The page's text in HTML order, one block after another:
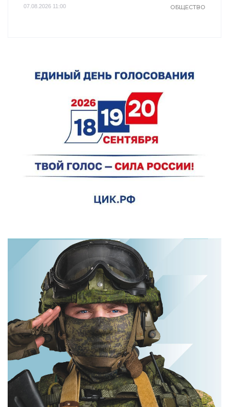
07.08.2026 11:00 ОБЩЕСТВО